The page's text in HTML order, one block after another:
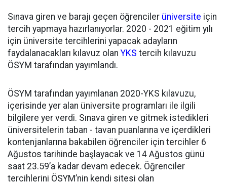
Sınava giren ve barajı geçen öğrenciler üniversite için
tercih yapmaya hazırlanıyorlar. 2020 - 2021 eğitim yılı
için üniversite tercihlerini yapacak adayların
faydalanacakları kılavuz olanYKS tercih kılavuzu
ÖSYM tarafından yayımlandı.
ÖSYM tarafından yayımlanan 2020-YKS kılavuzu,
içerisinde yer alan üniversite programları ile ilgili
bilgilere yer verdi. Sınava giren ve gitmek istedikleri
üniversitelerin taban - tavan puanlarına ve içerdikleri
kontenjanlarına bakabilen öğrenciler için tercihler 6
Ağustos tarihinde başlayacak ve 14 Ağustos günü
saat 23.59’a kadar devam edecek. Öğrenciler
tercihlerini ÖSYM’nin kendi sitesi olan